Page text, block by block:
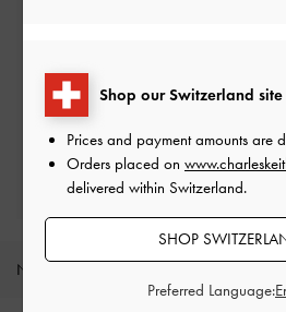
Entro 30 giorni dall'ordine
Qualificarsi per i'iscrizione
Spesa minima di CHF250
NOVITÀ
Shop our Switzerland site
Prices and payment amounts are
Orders placed on
delivered within Switzerland.
SHOP
Preferred Language: